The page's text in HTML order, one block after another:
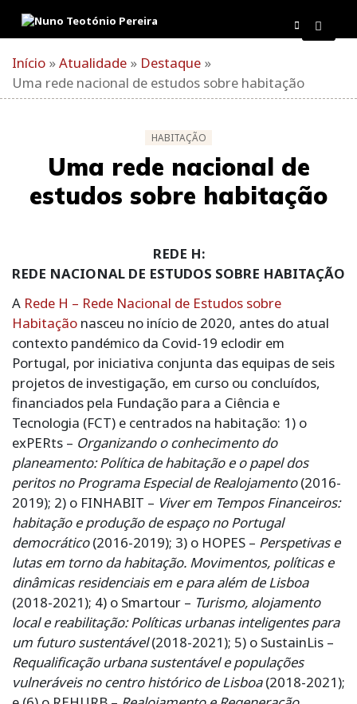
Início »Atualidade » Destaque »
Uma rede nacional de estudos sobre habitação
HABITAÇÃO
Uma rede nacional de
estudos sobre habitação
REDE H:
REDE NACIONAL DE ESTUDOS SOBRE HABITAÇÃO
A Rede H – Rede Nacional de Estudos sobre
Habitação nasceu no início de 2020, antes do atual
contexto pandémico da Covid-19 eclodir em
Portugal, por iniciativa conjunta das equipas de seis
projetos de investigação, em curso ou concluídos,
financiados pela Fundação para a Ciência e
Tecnologia (FCT) e centrados na habitação: 1) o
exPERts – Organizando o conhecimento do
planeamento: Política de habitação e o papel dos
peritos no Programa Especial de Realojamento(2016-
2019); 2) o FINHABIT – Viver em Tempos Financeiros:
habitação e produção de espaço no Portugal
democrático(2016-2019); 3) o HOPES – Perspetivas e
lutas em torno da habitação. Movimentos, políticas e
dinâmicas residenciais em e para além de Lisboa
(2018-2021); 4) o Smartour – Turismo, alojamento
local e reabilitação: Políticas urbanas inteligentes para
um futuro sustentável(2018-2021); 5) o SustainLis –
Requalificação urbana sustentável e populações
vulneráveis no centro histórico de Lisboa(2018-2021);